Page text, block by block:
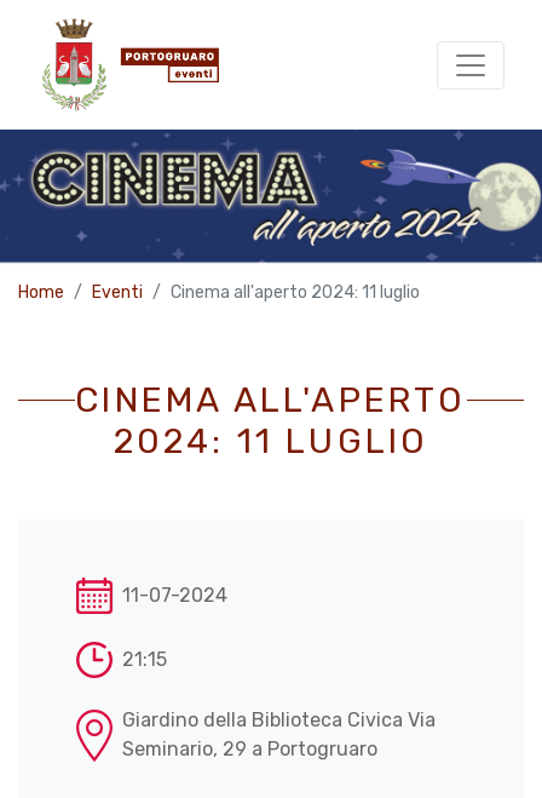
Home Eventi Cinema all'aperto 2024: 11 luglio
CINEMA ALL'APERTO
2024: 11 LUGLIO
11-07-2024
21:15
Giardino della Biblioteca Civica Via
Seminario, 29 a Portogruaro